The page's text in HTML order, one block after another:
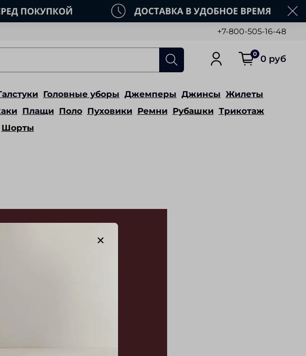
+7-800-505-16-48
0 0 руб
Головные уборы Джемперы Джинсы Жилеты
Плащи Поло Пуховики Ремни Рубашки Трикотаж
Шорты